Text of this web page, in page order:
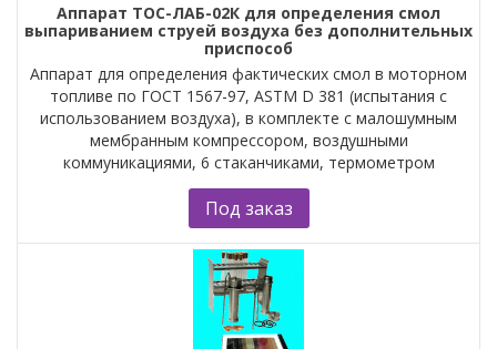
Аппарат ТОC-ЛАБ-02К для определения смол
выпариванием струей воздуха без дополнительных
приспособ
Аппарат для определения фактических смол в моторном
топливе по ГОСТ 1567-97, ASTM D 381 (испытания с
использованием воздуха), в комплекте с малошумным
мембранным компрессором, воздушными
коммуникациями, 6 стаканчиками, термометром
Под заказ